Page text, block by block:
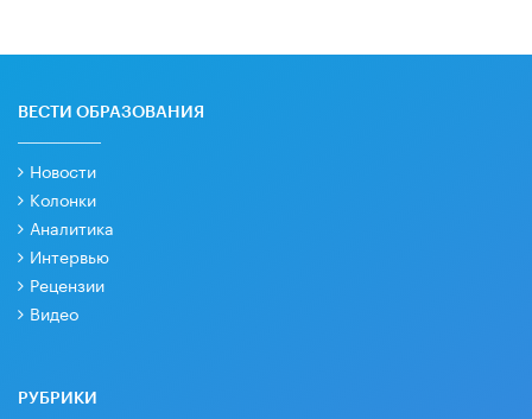
ВЕСТИ ОБРАЗОВАНИЯ
Новости
Колонки
Аналитика
Интервью
Рецензии
Видео
РУБРИКИ